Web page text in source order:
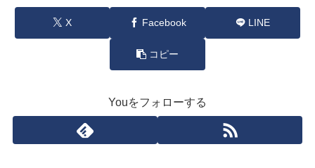
X Facebook LINE
コピー
Youをフォローする